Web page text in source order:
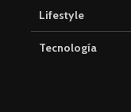
Lifestyle
Tecnología